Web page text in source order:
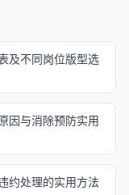
及不同岗位版型选
因与消除预防实用
约处理的实用方法